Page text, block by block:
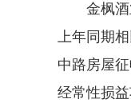
金枫
上年同期
中路房屋
经常性损